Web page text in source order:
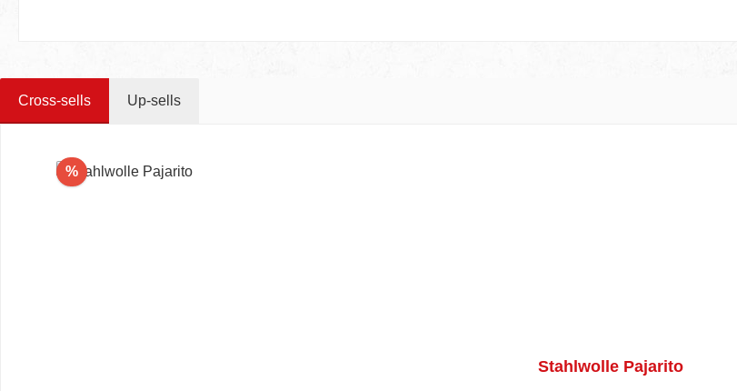
Cross-sells Up-sells
%Rabatt
Stahlwolle Pajarito